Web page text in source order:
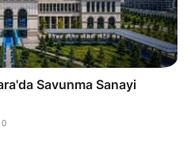
Savunma Sanayi
0